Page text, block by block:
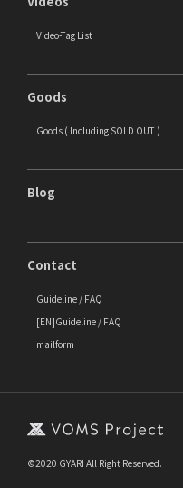
Video-Tag List
Goods
Goods ( Including SOLD OUT )
Blog
Contact
Guideline / FAQ
[EN]Guideline / FAQ
mailform
©2020 GYARI All Right Reserved.